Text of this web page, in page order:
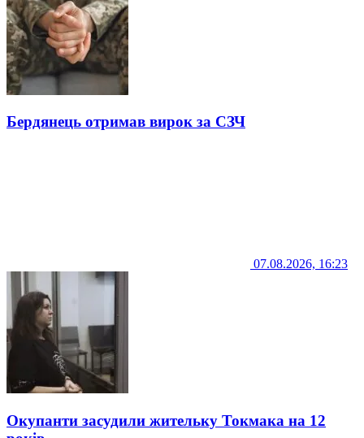
Бердянець отримав вирок за СЗЧ
07.08.2026, 16:23
Окупанти засудили жительку Токмака на 12